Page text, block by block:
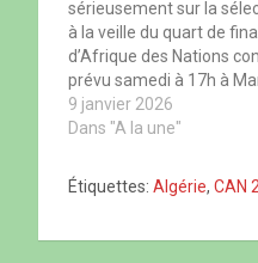
a
c
e
b
o
o
k
(
o
e
n
(
o
u
v
r
e
d
a
n
e
u
h
a
t
s
A
p
r
e
n
h
r
e
a
d
s
e
d
s
sérieusement sur la
à la veille du quart de
d’Afrique des Nations
prévu samedi à 17h à
cause : des primes de
impayées malgré un
9 janvier 2026
Dans "A la une"
Étiquettes: Algérie, CAN